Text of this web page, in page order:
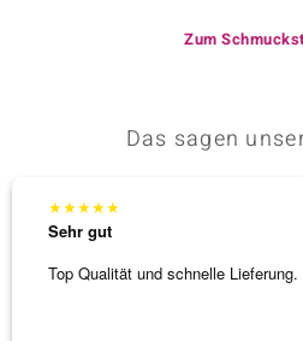
Zum
Das sagen
★★★★★
Sehr gut
Top Qualität und schnelle Lieferung.